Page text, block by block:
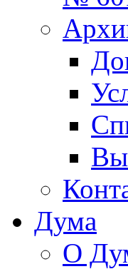
Дума
О